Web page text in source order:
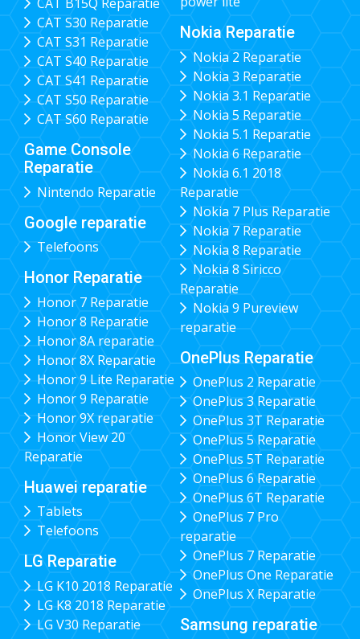
CAT S30 Reparatie
CAT S31 Reparatie
CAT S40 Reparatie
CAT S41 Reparatie
CAT S50 Reparatie
CAT S60 Reparatie
Game Console
Reparatie
Nintendo Reparatie
Google reparatie
Telefoons
Honor Reparatie
Honor 7 Reparatie
Honor 8 Reparatie
Honor 8A reparatie
Honor 8X Reparatie
Honor 9 Lite Reparatie
Honor 9 Reparatie
Honor 9X reparatie
Honor View 20
Reparatie
Huawei reparatie
Tablets
Telefoons
LG Reparatie
LG K10 2018 Reparatie
LG K8 2018 Reparatie
LG V30 Reparatie
Nokia Reparatie
Nokia 2 Reparatie
Nokia 3 Reparatie
Nokia 3.1 Reparatie
Nokia 5 Reparatie
Nokia 5.1 Reparatie
Nokia 6 Reparatie
Nokia 6.1 2018
Reparatie
Nokia 7 Plus Reparatie
Nokia 7 Reparatie
Nokia 8 Reparatie
Nokia 8 Siricco
Reparatie
Nokia 9 Pureview
reparatie
OnePlus Reparatie
OnePlus 2 Reparatie
OnePlus 3 Reparatie
OnePlus 3T Reparatie
OnePlus 5 Reparatie
OnePlus 5T Reparatie
OnePlus 6 Reparatie
OnePlus 6T Reparatie
OnePlus 7 Pro
reparatie
OnePlus 7 Reparatie
OnePlus One Reparatie
OnePlus X Reparatie
Samsung reparatie